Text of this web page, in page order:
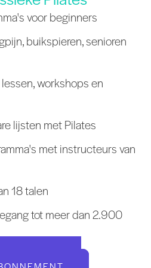
voor beginners
buikspieren, senioren
workshops en
lijsten met Pilates
met instructeurs van
18 talen
tot meer dan 2.900